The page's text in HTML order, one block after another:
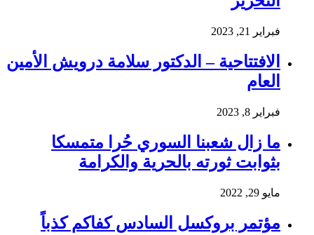
فبراير 21, 2023
الافتتاحية – الدكتور سلامة درويش الأمين
العام
فبراير 8, 2023
ما زال شعبنا السوري حُرا متمسكا
بثوابت ثورته بالحرية والكرامة
مايو 29, 2022
مؤتمر بروكسل السادس كفاكم كذباً